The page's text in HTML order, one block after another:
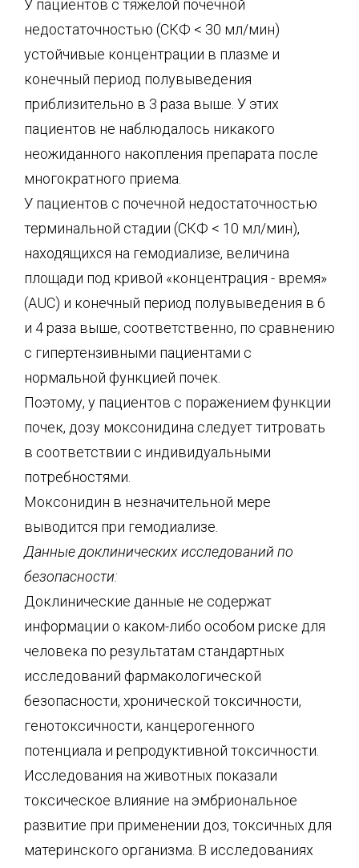
У пациентов с тяжелой почечной
недостаточностью (СКФ < 30 мл/мин)
устойчивые концентрации в плазме и
конечный период полувыведения
приблизительно в 3 раза выше. У этих
пациентов не наблюдалось никакого
неожиданного накопления препарата после
многократного приема.
У пациентов с почечной недостаточностью
терминальной стадии (СКФ < 10 мл/мин),
находящихся на гемодиализе, величина
площади под кривой «концентрация - время»
(AUC) и конечный период полувыведения в 6
и 4 раза выше, соответственно, по сравнению
с гипертензивными пациентами с
нормальной функцией почек.
Поэтому, у пациентов с поражением функции
почек, дозу моксонидина следует титровать
в соответствии с индивидуальными
потребностями.
Моксонидин в незначительной мере
выводится при гемодиализе.
Данные доклинических исследований по
безопасности:
Доклинические данные не содержат
информации о каком-либо особом риске для
человека по результатам стандартных
исследований фармакологической
безопасности, хронической токсичности,
генотоксичности, канцерогенного
потенциала и репродуктивной токсичности.
Исследования на животных показали
токсическое влияние на эмбриональное
развитие при применении доз, токсичных для
материнского организма. В исследованиях